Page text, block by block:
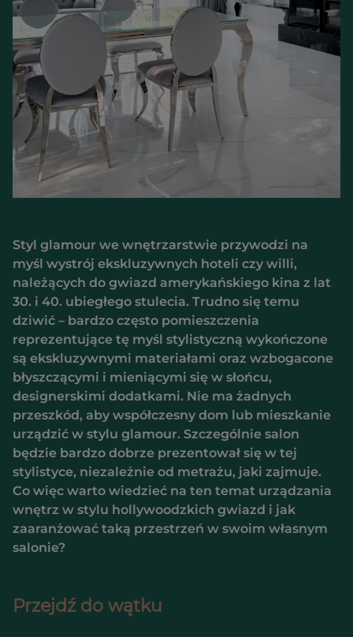
Styl glamour we wnętrzarstwie przywodzi na
myśl wystrój ekskluzywnych hoteli czy willi,
należących do gwiazd amerykańskiego kina z lat
30. i 40. ubiegłego stulecia. Trudno się temu
dziwić – bardzo często pomieszczenia
reprezentujące tę myśl stylistyczną wykończone
są ekskluzywnymi materiałami oraz wzbogacone
błyszczącymi i mieniącymi się w słońcu,
designerskimi dodatkami. Nie ma żadnych
przeszkód, aby współczesny dom lub mieszkanie
urządzić w stylu glamour. Szczególnie salon
będzie bardzo dobrze prezentował się w tej
stylistyce, niezależnie od metrażu, jaki zajmuje.
Co więc warto wiedzieć na ten temat urządzania
wnętrz w stylu hollywoodzkich gwiazd i jak
zaaranżować taką przestrzeń w swoim własnym
salonie?
Przejdź do wątku